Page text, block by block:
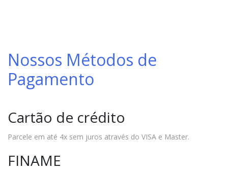
Nossos Métodos de
Pagamento
Cartão de crédito
Parcele em até 4x sem juros através do VISA e Master.
FINAME